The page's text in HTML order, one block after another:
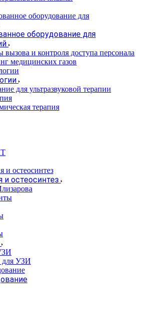
оборудование для
вызова и контроля доступа персонала
медицинских газов
для ультразвуковой терапии
терапия
и остеосинтез
УЗИ